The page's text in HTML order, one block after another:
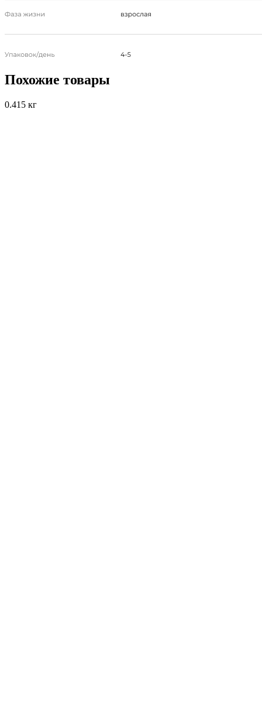
Похожие товары
0.415 кг